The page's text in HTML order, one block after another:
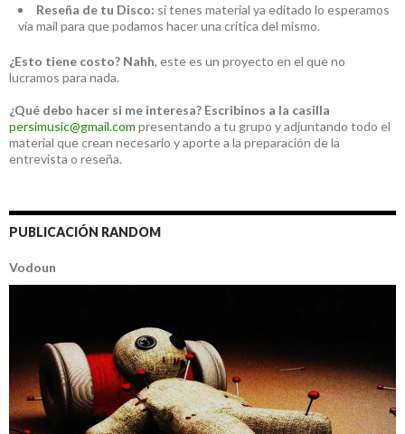
Reseña de tu Disco: si tenes material ya editado lo esperamos
vía mail para que podamos hacer una crítica del mismo.
¿Esto tiene costo? Nahh, este es un proyecto en el que no
lucramos para nada.
¿Qué debo hacer si me interesa? Escribinos a la casilla
persimusic@gmail.com presentando a tu grupo y adjuntando todo el
material que crean necesario y aporte a la preparación de la
entrevista o reseña.
PUBLICACIÓN RANDOM
Vodoun